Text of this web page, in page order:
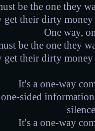
be the one they
get their dirty
One way,
be the one they
get their dirty
It's a one-way
sided
It's a one-way